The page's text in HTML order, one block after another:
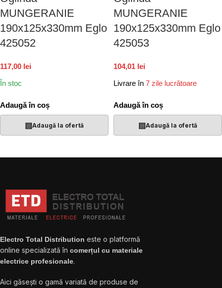
MUNGERANIE
190x125x330mm Eglo
425052
117,00 lei
În stoc
Adaugă în coș
▤Adaugă la ofertă
MUNGERANIE
190x125x330mm Eglo
425053
104,01 lei
Livrare în 7 zile lucrătoare
Adaugă în coș
▤Adaugă la ofertă
Electro Total Distribution este o platformă
online specializată în comerțul cu materiale
electrice profesionale.
Aici găsești o gamă variată de produse de